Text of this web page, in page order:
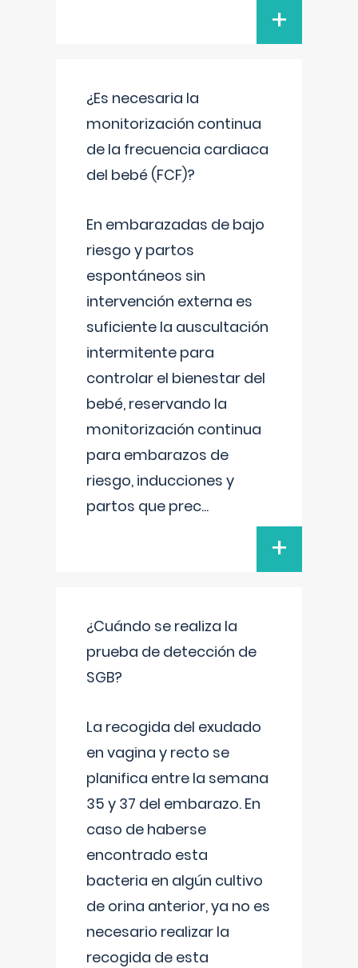
+
¿Es necesaria la
monitorización continua
de la frecuencia cardiaca
del bebé (FCF)?
En embarazadas de bajo
riesgo y partos
espontáneos sin
intervención externa es
suficiente la auscultación
intermitente para
controlar el bienestar del
bebé, reservando la
monitorización continua
para embarazos de
riesgo, inducciones y
partos que prec...
+
¿Cuándo se realiza la
prueba de detección de
SGB?
La recogida del exudado
en vagina y recto se
planifica entre la semana
35 y 37 del embarazo. En
caso de haberse
encontrado esta
bacteria en algún cultivo
de orina anterior, ya no es
necesario realizar la
recogida de esta